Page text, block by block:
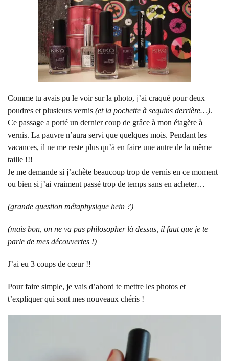
Comme tu avais pu le voir sur la photo, j’ai craqué pour deux
poudres et plusieurs vernis (et la pochette à sequins derrière…).
Ce passage a porté un dernier coup de grâce à mon étagère à
vernis. La pauvre n’aura servi que quelques mois. Pendant les
vacances, il ne me reste plus qu’à en faire une autre de la même
taille !!!
Je me demande si j’achète beaucoup trop de vernis en ce moment
ou bien si j’ai vraiment passé trop de temps sans en acheter…
(grande question métaphysique hein ?)
(mais bon, on ne va pas philosopher là dessus, il faut que je te
parle de mes découvertes !)
J’ai eu 3 coups de cœur !!
Pour faire simple, je vais d’abord te mettre les photos et
t’expliquer qui sont mes nouveaux chéris !